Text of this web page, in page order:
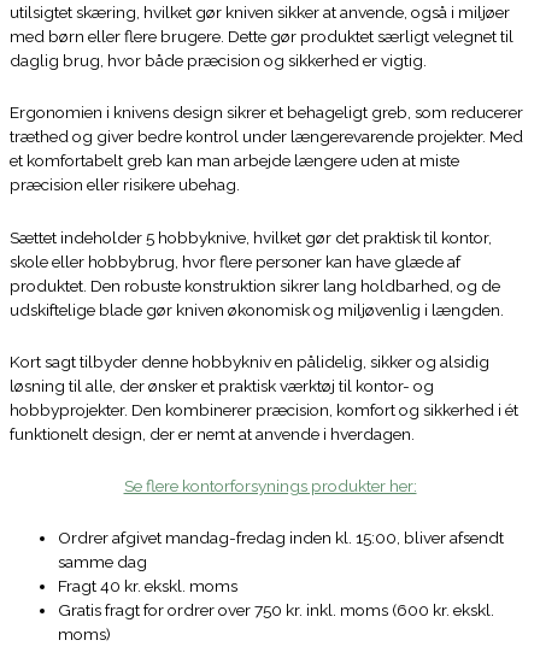
utilsigtet skæring, hvilket gør kniven sikker at anvende, også i miljøer
med børn eller flere brugere. Dette gør produktet særligt velegnet til
daglig brug, hvor både præcision og sikkerhed er vigtig.
Ergonomien i knivens design sikrer et behageligt greb, som reducerer
træthed og giver bedre kontrol under længerevarende projekter. Med
et komfortabelt greb kan man arbejde længere uden at miste
præcision eller risikere ubehag.
Sættet indeholder 5 hobbyknive, hvilket gør det praktisk til kontor,
skole eller hobbybrug, hvor flere personer kan have glæde af
produktet. Den robuste konstruktion sikrer lang holdbarhed, og de
udskiftelige blade gør kniven økonomisk og miljøvenlig i længden.
Kort sagt tilbyder denne hobbykniv en pålidelig, sikker og alsidig
løsning til alle, der ønsker et praktisk værktøj til kontor- og
hobbyprojekter. Den kombinerer præcision, komfort og sikkerhed i ét
funktionelt design, der er nemt at anvende i hverdagen.
Se flere kontorforsynings produkter her:
Ordrer afgivet mandag-fredag inden kl. 15:00, bliver afsendt
samme dag
Fragt 40 kr. ekskl. moms
Gratis fragt for ordrer over 750 kr. inkl. moms (600 kr. ekskl.
moms)